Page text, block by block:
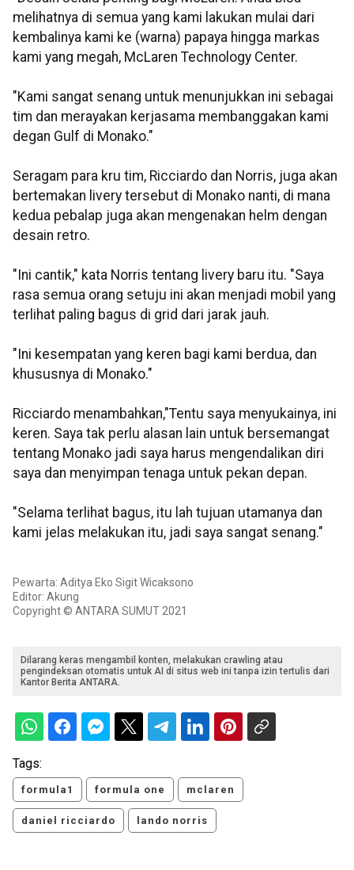
melihatnya di semua yang kami lakukan mulai dari
kembalinya kami ke (warna) papaya hingga markas
kami yang megah, McLaren Technology Center.
"Kami sangat senang untuk menunjukkan ini sebagai
tim dan merayakan kerjasama membanggakan kami
degan Gulf di Monako."
Seragam para kru tim, Ricciardo dan Norris, juga akan
bertemakan livery tersebut di Monako nanti, di mana
kedua pebalap juga akan mengenakan helm dengan
desain retro.
"Ini cantik," kata Norris tentang livery baru itu. "Saya
rasa semua orang setuju ini akan menjadi mobil yang
terlihat paling bagus di grid dari jarak jauh.
"Ini kesempatan yang keren bagi kami berdua, dan
khususnya di Monako."
Ricciardo menambahkan,"Tentu saya menyukainya, ini
keren. Saya tak perlu alasan lain untuk bersemangat
tentang Monako jadi saya harus mengendalikan diri
saya dan menyimpan tenaga untuk pekan depan.
"Selama terlihat bagus, itu lah tujuan utamanya dan
kami jelas melakukan itu, jadi saya sangat senang."
Pewarta: Aditya Eko Sigit Wicaksono
Editor: Akung
Copyright © ANTARA SUMUT 2021
Dilarang keras mengambil konten, melakukan crawling atau
pengindeksan otomatis untuk AI di situs web ini tanpa izin tertulis dari
Kantor Berita ANTARA.
Tags:
formula1 formula one mclaren
daniel ricciardo lando norris